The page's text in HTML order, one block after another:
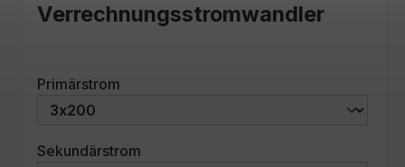
Verrechnungsstromwandler
Primärstrom
Sekundärstrom